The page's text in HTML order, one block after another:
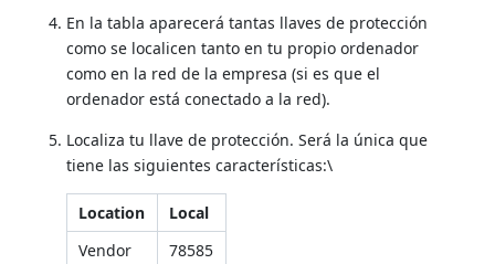
En la tabla aparecerá tantas llaves de protección
como se localicen tanto en tu propio ordenador
como en la red de la empresa (si es que el
ordenador está conectado a la red).
Localiza tu llave de protección. Será la única que
tiene las siguientes características:\
Location
Local
Vendor
78585